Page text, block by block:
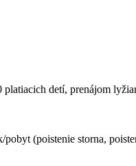
detí, prenájom
(poistenie storna,